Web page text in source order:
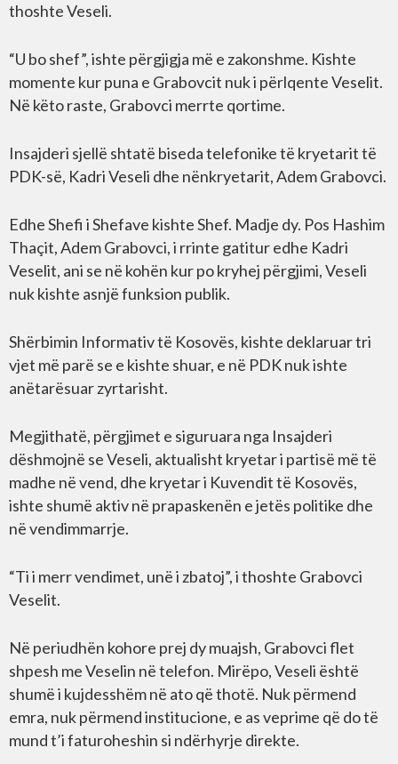
thoshte Veseli.
“U bo shef”, ishte përgjigja më e zakonshme. Kishte
momente kur puna e Grabovcit nuk i përlqente Veselit.
Në këto raste, Grabovci merrte qortime.
Insajderi sjellë shtatë biseda telefonike të kryetarit të
PDK-së, Kadri Veseli dhe nënkryetarit, Adem Grabovci.
Edhe Shefi i Shefave kishte Shef. Madje dy. Pos Hashim
Thaçit, Adem Grabovci, i rrinte gatitur edhe Kadri
Veselit, ani se në kohën kur po kryhej përgjimi, Veseli
nuk kishte asnjë funksion publik.
Shërbimin Informativ të Kosovës, kishte deklaruar tri
vjet më parë se e kishte shuar, e në PDK nuk ishte
anëtarësuar zyrtarisht.
Megjithatë, përgjimet e siguruara nga Insajderi
dëshmojnë se Veseli, aktualisht kryetar i partisë më të
madhe në vend, dhe kryetar i Kuvendit të Kosovës,
ishte shumë aktiv në prapaskenën e jetës politike dhe
në vendimmarrje.
“Ti i merr vendimet, unë i zbatoj”, i thoshte Grabovci
Veselit.
Në periudhën kohore prej dy muajsh, Grabovci flet
shpesh me Veselin në telefon. Mirëpo, Veseli është
shumë i kujdesshëm në ato që thotë. Nuk përmend
emra, nuk përmend institucione, e as veprime që do të
mund t’i faturoheshin si ndërhyrje direkte.